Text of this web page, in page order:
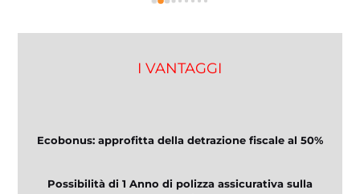
risolto con grande competenza e
I VANTAGGI
Ecobonus: approfitta della detrazione fiscale al 50%
Possibilità di 1 Anno di polizza assicurativa sulla